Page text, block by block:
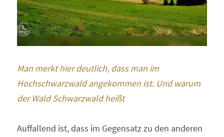
Man merkt hier deutlich, dass man im
Hochschwarzwald angekommen ist. Und warum
der Wald Schwarzwald heißt
Auffallend ist, dass im Gegensatz zu den anderen